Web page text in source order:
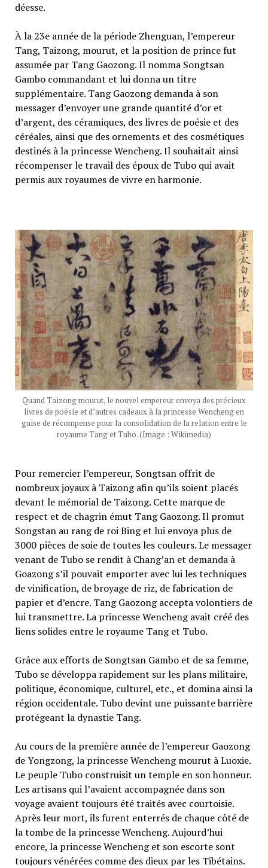
déesse.
À la 23e année de la période Zhenguan, l’empereur
Tang, Taizong, mourut, et la position de prince fut
assumée par Tang Gaozong. Il nomma Songtsan
Gambo commandant et lui donna un titre
supplémentaire. Tang Gaozong demanda à son
messager d’envoyer une grande quantité d’or et
d’argent, des céramiques, des livres de poésie et des
céréales, ainsi que des ornements et des cosmétiques
destinés à la princesse Wencheng. Il souhaitait ainsi
récompenser le travail des époux de Tubo qui avait
permis aux royaumes de vivre en harmonie.
Quand Taizong mourut, le nouvel empereur envoya des précieux
livres de poésie et d’autres cadeaux à la princesse Wencheng en
guise de récompense pour la consolidation de la relation entre le
royaume Tang et Tubo. (Image : Wikimedia)
Pour remercier l’empereur, Songtsan offrit de
nombreux joyaux à Taizong afin qu’ils soient placés
devant le mémorial de Taizong. Cette marque de
respect et de chagrin émut Tang Gaozong. Il promut
Songstan au rang de roi Bing et lui envoya plus de
3000 pièces de soie de toutes les couleurs. Le messager
venant de Tubo se rendit à Chang’an et demanda à
Goazong s’il pouvait emporter avec lui les techniques
de vinification, de broyage de riz, de fabrication de
papier et d’encre. Tang Gaozong accepta volontiers de
lui transmettre. La princesse Wencheng avait créé des
liens solides entre le royaume Tang et Tubo.
Grâce aux efforts de Songtsan Gambo et de sa femme,
Tubo se développa rapidement sur les plans militaire,
politique, économique, culturel, etc., et domina ainsi la
région occidentale. Tubo devint une puissante barrière
protégeant la dynastie Tang.
Au cours de la première année de l’empereur Gaozong
de Yongzong, la princesse Wencheng mourut à Luoxie.
Le peuple Tubo construisit un temple en son honneur.
Les artisans qui l’avaient accompagnée dans son
voyage avaient toujours été traités avec courtoisie.
Après leur mort, ils furent enterrés de chaque côté de
la tombe de la princesse Wencheng. Aujourd’hui
encore, la princesse Wencheng et son escorte sont
toujours vénérées comme des dieux par les Tibétains.